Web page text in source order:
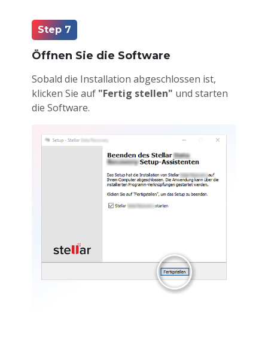
Step 7
Öffnen Sie die Software
Sobald die Installation abgeschlossen ist,
klicken Sie auf "Fertig stellen" und starten
die Software.